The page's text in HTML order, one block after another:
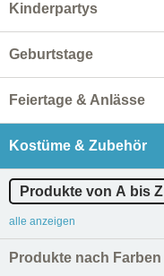
Kinderpartys
Geburtstage
Feiertage & Anlässe
Kostüme & Zubehör
Produkte von A bis Z
alle anzeigen
Produkte nach Farben